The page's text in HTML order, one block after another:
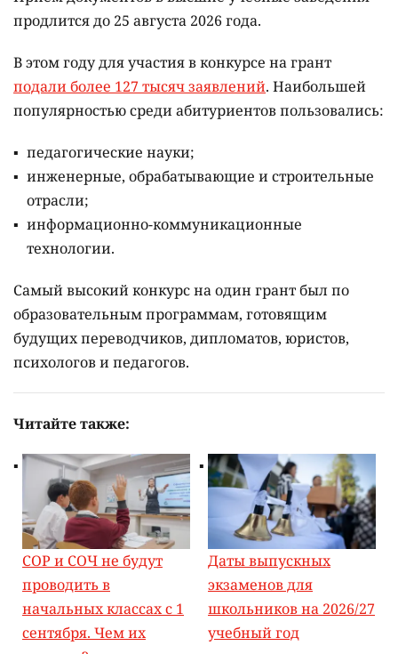
продлится до 25 августа 2026 года.
В этом году для участия в конкурсе на грант
подали более 127 тысяч заявлений. Наибольшей
популярностью среди абитуриентов пользовались:
педагогические науки;
инженерные, обрабатывающие и строительные
отрасли;
информационно-коммуникационные
технологии.
Самый высокий конкурс на один грант был по
образовательным программам, готовящим
будущих переводчиков, дипломатов, юристов,
психологов и педагогов.
Читайте также:
СОР и СОЧ не будут
проводить в
начальных классах с 1
сентября. Чем их
Даты выпускных
экзаменов для
школьников на 2026/27
учебный год